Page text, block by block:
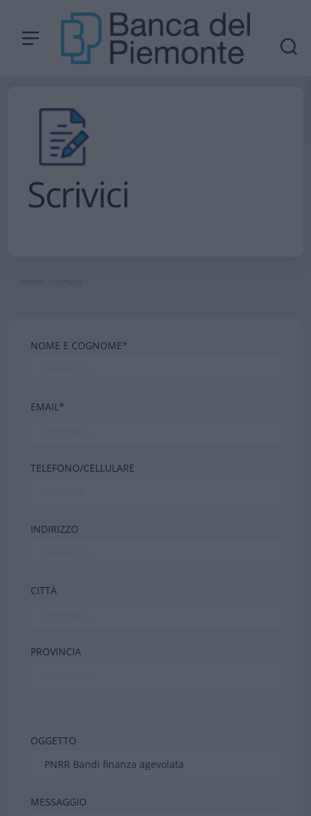
Scrivici
Home › Scrivici
NOME E COGNOME*
EMAIL*
TELEFONO/CELLULARE
INDIRIZZO
CITTÀ
PROVINCIA
OGGETTO
MESSAGGIO